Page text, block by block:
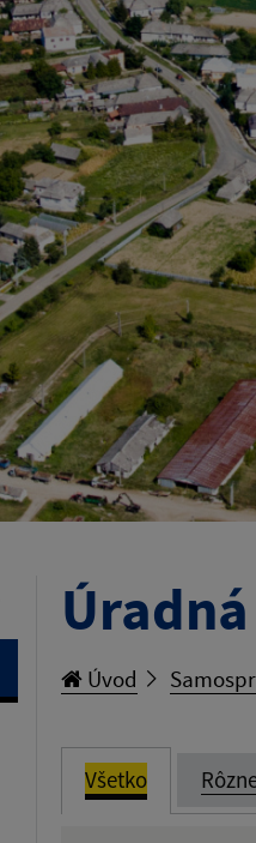
Úvod
Všetko